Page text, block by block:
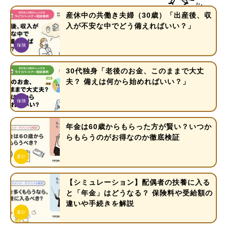
産休中の共働き夫婦（30歳）「出産後、収
入が不安な中でどう備えればいい？」
30代独身「老後のお金、このままで大丈
夫？ 備えは何から始めればいい？」
年金は60歳からもらった方が賢い？いつか
らもらうのがお得なのか徹底検証
【シミュレーション】配偶者の扶養に入る
と「年金」はどうなる？ 保険料や受給額の
違いや手続きを解説